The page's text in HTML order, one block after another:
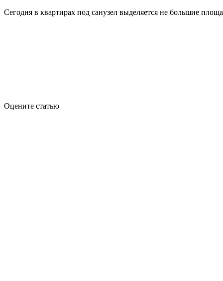
Сегодня в квартирах под санузел выделяется не большие
Оцените статью